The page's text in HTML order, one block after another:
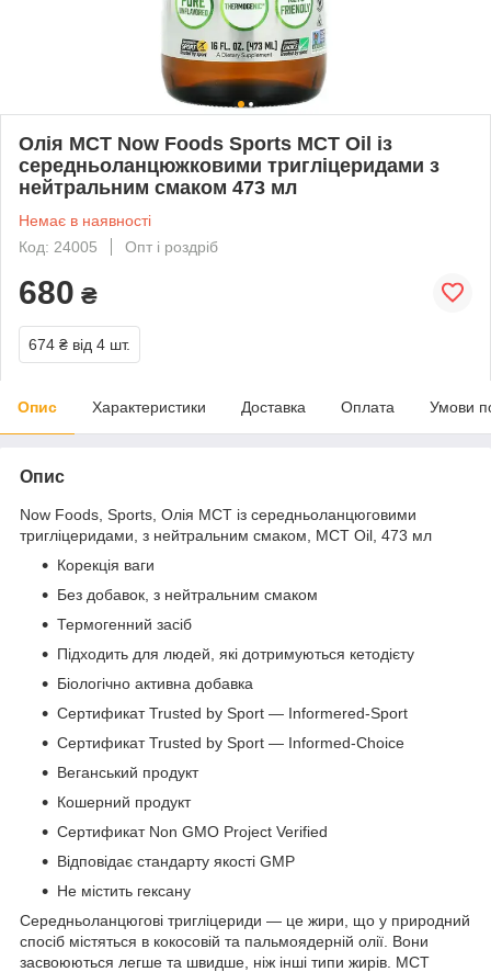
Олія МСТ Now Foods Sports MCT Oil із
середньоланцюжковими тригліцеридами з
нейтральним смаком 473 мл
Немає в наявності
Код: 24005
Опт і роздріб
680 ₴
674 ₴ від 4 шт.
Опис Характеристики Доставка Оплата Умови
Опис
Now Foods, Sports, Олія МСТ із середньоланцюговими
тригліцеридами, з нейтральним смаком, MCT Oil, 473 мл
Корекція ваги
Без добавок, з нейтральним смаком
Термогенний засіб
Підходить для людей, які дотримуються кетодієту
Біологічно активна добавка
Сертификат Trusted by Sport — Informered-Sport
Сертификат Trusted by Sport — Informed-Choice
Веганський продукт
Кошерний продукт
Сертификат Non GMO Project Verified
Відповідає стандарту якості GMP
Не містить гексану
Середньоланцюгові тригліцериди — це жири, що у природний
спосіб містяться в кокосовій та пальмоядерній олії. Вони
засвоюються легше та швидше, ніж інші типи жирів. МСТ